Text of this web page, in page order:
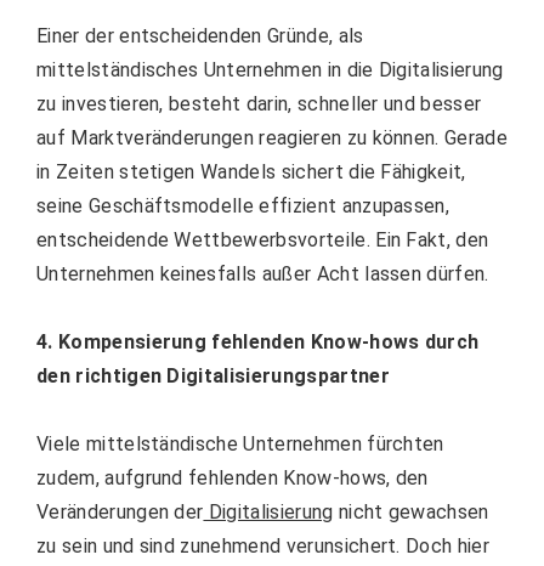
Einer der entscheidenden Gründe, als
mittelständisches Unternehmen in die Digitalisierung
zu investieren, besteht darin, schneller und besser
auf Marktveränderungen reagieren zu können. Gerade
in Zeiten stetigen Wandels sichert die Fähigkeit,
seine Geschäftsmodelle effizient anzupassen,
entscheidende Wettbewerbsvorteile. Ein Fakt, den
Unternehmen keinesfalls außer Acht lassen dürfen.
4. Kompensierung fehlenden Know-hows durch
den richtigen Digitalisierungspartner
Viele mittelständische Unternehmen fürchten
zudem, aufgrund fehlenden Know-hows, den
Veränderungen der Digitalisierung nicht gewachsen
zu sein und sind zunehmend verunsichert. Doch hier